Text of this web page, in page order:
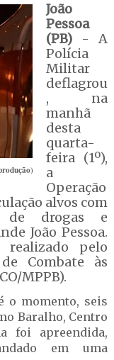
João
Pessoa
(PB)- A
Polícia
Militar
deflagrou
, na
manhã
desta
quarta-
feira (1º),
a
Operação
alvos com
de drogas e
João Pessoa.
pelo
Combate às
MPPB).
o momento, seis
Baralho, Centro
foi apreendida,
em uma